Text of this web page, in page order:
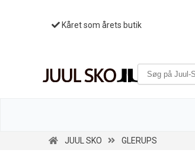
Kåret som årets butik
JUUL SKO GLERUPS